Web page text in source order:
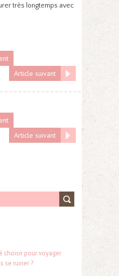
très longtemps avec
Article suivant
Article suivant
choisir pour voyager
se ruiner ?